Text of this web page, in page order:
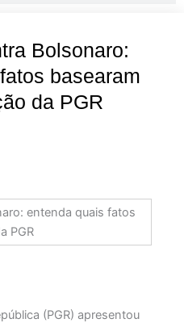
Bolsonaro:
basearam
da PGR
(PGR) apresentou